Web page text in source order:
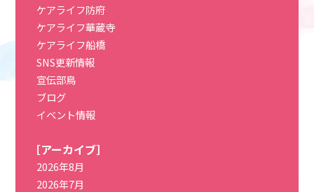
ケアライフ防府
ケアライフ華蔵寺
ケアライフ船橋
SNS更新情報
宣伝部鳥
ブログ
イベント情報
［アーカイブ］
2026年8月
2026年7月